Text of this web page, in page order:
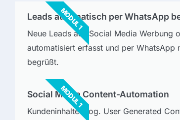
Leads automatisch per WhatsApp
Neue Leads aus Social Media Werbung
automatisiert erfasst und per WhatsApp
begrüßt.
MODUL 1
Social Media Content-Automation
Kundeninhalte (sog. User Generated
MODUL 1